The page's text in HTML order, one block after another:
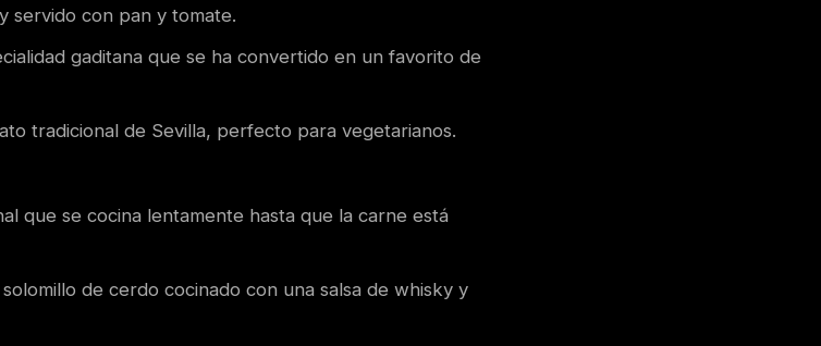
servido con pan y tomate.
gaditana que se ha convertido en un favorito de
tradicional de Sevilla, perfecto para vegetarianos.
que se cocina lentamente hasta que la carne está
de cerdo cocinado con una salsa de whisky y